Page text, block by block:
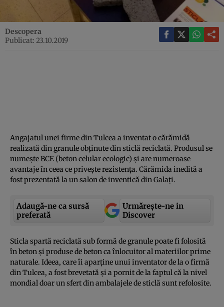
Descopera
Publicat: 23.10.2019
Angajatul unei firme din Tulcea a inventat o cărămidă
realizată din granule obţinute din sticlă reciclată. Produsul se
numeşte BCE (beton celular ecologic) şi are numeroase
avantaje în ceea ce priveşte rezistenţa. Cărămida inedită a
fost prezentată la un salon de inventică din Galaţi.
Adaugă-ne ca sursă
preferată
Urmărește-ne in
Discover
Sticla spartă reciclată sub formă de granule poate fi folosită
în beton şi produse de beton ca înlocuitor al materiilor prime
naturale. Ideea, care îi aparţine unui inventator de la o firmă
din Tulcea, a fost brevetată şi a pornit de la faptul că la nivel
mondial doar un sfert din ambalajele de sticlă sunt refolosite.